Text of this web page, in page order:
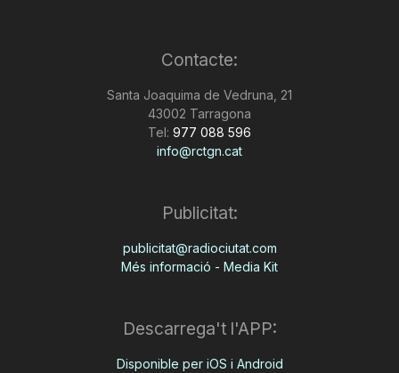
Contacte:
Santa Joaquima de Vedruna, 21
43002 Tarragona
Tel: 977 088 596
info@rctgn.cat
Publicitat:
publicitat@radiociutat.com
Més informació - Media Kit
Descarrega't l'APP:
Disponible per iOS i Android